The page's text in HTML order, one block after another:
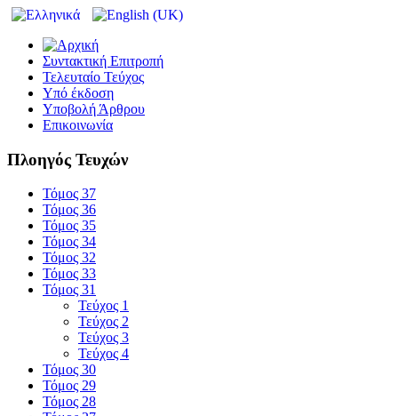
Συντακτική Επιτροπή
Τελευταίο Τεύχος
Υπό έκδοση
Υποβολή Άρθρου
Επικοινωνία
Πλοηγός Τευχών
Τόμος 37
Τόμος 36
Τόμος 35
Τόμος 34
Τόμος 32
Τόμος 33
Τόμος 31
Τεύχος 1
Τεύχος 2
Τεύχος 3
Τεύχος 4
Τόμος 30
Τόμος 29
Τόμος 28